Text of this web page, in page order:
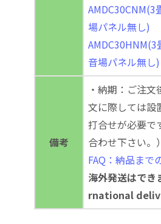
場パネル無し)
音場パネル無し)
備考
・納期：ご注
文に際しては設
打合せが必要で
合わせ下さい。）
FAQ：納品まで
海外発送はで
rnational